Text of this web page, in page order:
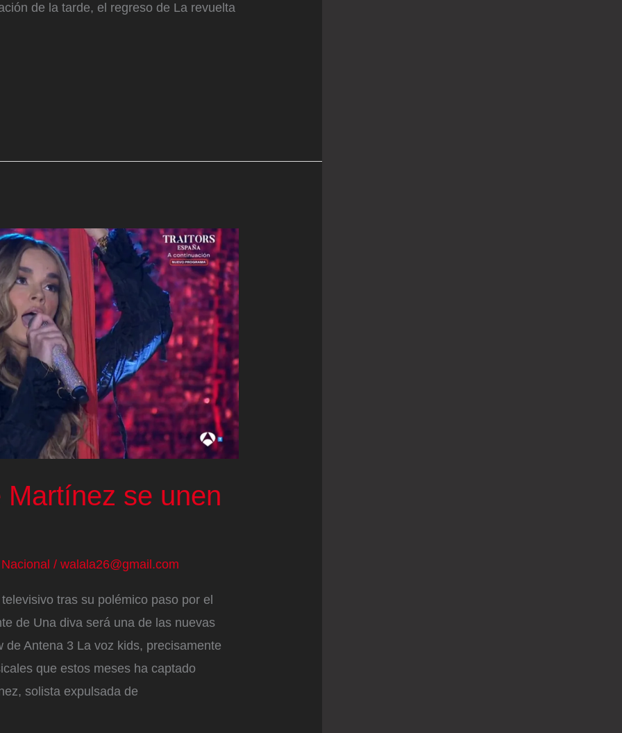
de la tarde, el regreso de La revuelta
se unen
Nacional / walala26@gmail.com
tras su polémico paso por el
de Una diva será una de las nuevas
Antena 3 La voz kids, precisamente
que estos meses ha captado
solista expulsada de